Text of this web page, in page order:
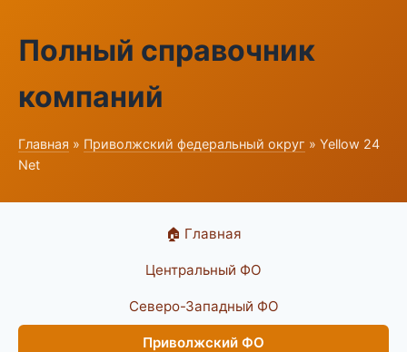
Полный справочник
компаний
Главная » Приволжский федеральный округ » Yellow 24
Net
🏠 Главная
Центральный ФО
Северо-Западный ФО
Приволжский ФО